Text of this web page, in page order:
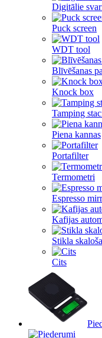
Digitālie
Puck screen
WDT tool
Blīvēšanas
Knock box
Tamping
Piena kannas
Portafilter
Termometri
Espresso
Kafijas
Stikla
Cits